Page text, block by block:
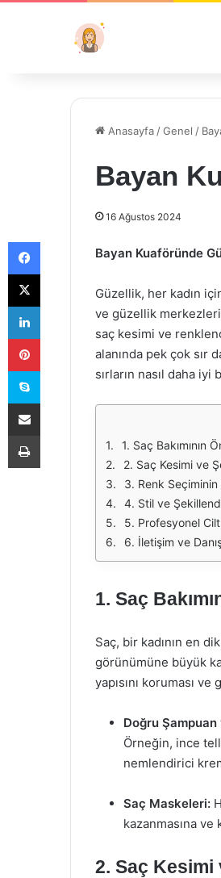
Anasayfa /Genel /
Bayan
16 Ağustos 2024
Bayan Kuaföründe
Güzellik, her kadın
ve güzellik merkezleri
saç kesimi ve
alanında pek çok sır
sırların nasıl daha
1. Saç Bakımının
2. Saç Kesimi ve
3. Renk Seçiminin
4. Stil ve
5. Profesyonel
6. İletişim ve
1. Saç
Saç, bir kadının en
görünümüne büyük
yapısını koruması
Doğru
Örneğin, ince
nemlendirici
Saç Maskeleri:
kazanmasına ve
2. Saç Kesimi
Facebook
X
LinkedIn
Pinterest
Skype
E-Posta ile paylaş